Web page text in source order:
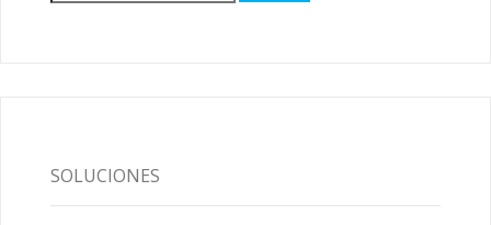
SOLUCIONES